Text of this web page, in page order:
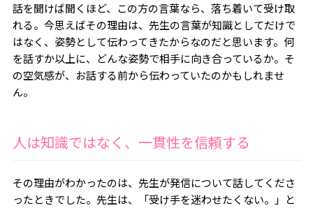
話を聞けば聞くほど、この方の言葉なら、落ち着いて受け取
れる。今思えばその理由は、先生の言葉が知識としてだけで
はなく、姿勢として伝わってきたからなのだと思います。何
を話すか以上に、どんな姿勢で相手に向き合っているか。そ
の空気感が、お話する前から伝わっていたのかもしれませ
ん。
人は知識ではなく、一貫性を信頼する
その理由がわかったのは、先生が発信について話してくださ
ったときでした。先生は、「受け手を迷わせたくない。」と